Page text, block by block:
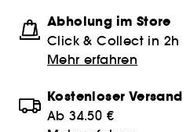
Abholung im Store
Click & Collect in 2h
Mehr erfahren
Kostenloser Versand
Ab 34.50 €